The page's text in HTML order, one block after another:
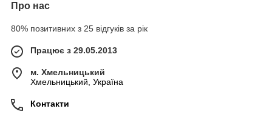
Про нас
80% позитивних з 25 відгуків за рік
Працює з 29.05.2013
м. Хмельницький
Хмельницький, Україна
Контакти